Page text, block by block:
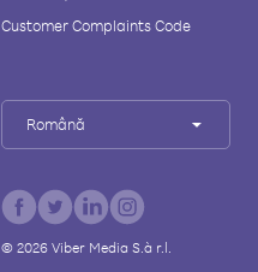
Customer Complaints Code
Română
© 2026Viber Media S.à r.l.